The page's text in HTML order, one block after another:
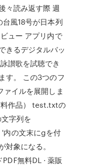
々読み返す際 週
風18号が日本列
ュー アプリ内で
きるデジタルバッ
讃歌を試聴でき
す。 この3つのフ
イルを展開しま
作品） test.txtの
字列を
の文末にgを付
象になる。
無料DL · 薬販